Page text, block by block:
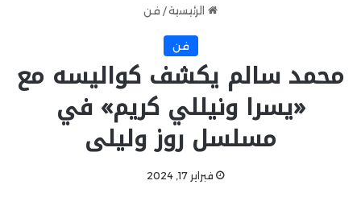
الرئيسية/ فن
فن
محمد سالم يكشف كواليسه مع
«يسرا ونيللي كريم» في
مسلسل روز وليلى
فبراير 17, 2024